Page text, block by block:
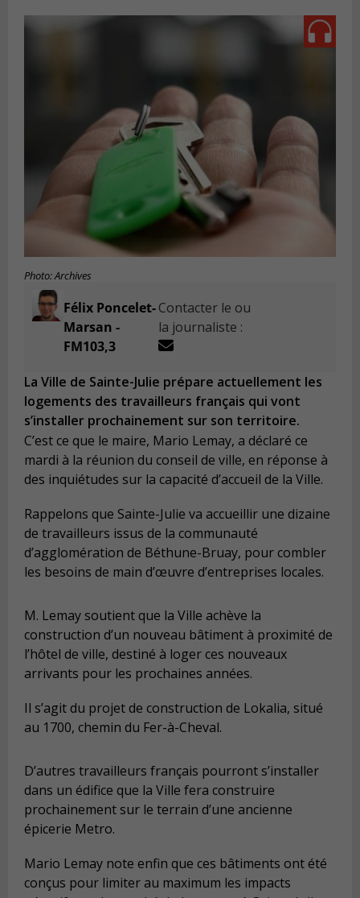
Photo: Archives
Félix Poncelet-
Marsan -
FM103,3
Contacter le ou
la journaliste :
La Ville de Sainte-Julie prépare actuellement les
logements des travailleurs français qui vont
s’installer prochainement sur son territoire.
C’est ce que le maire, Mario Lemay, a déclaré ce
mardi à la réunion du conseil de ville, en réponse à
des inquiétudes sur la capacité d’accueil de la Ville.
Rappelons que Sainte-Julie va accueillir une dizaine
de travailleurs issus de la communauté
d’agglomération de Béthune-Bruay, pour combler
les besoins de main d’œuvre d’entreprises locales.
M. Lemay soutient que la Ville achève la
construction d’un nouveau bâtiment à proximité de
l’hôtel de ville, destiné à loger ces nouveaux
arrivants pour les prochaines années.
Il s’agit du projet de construction de Lokalia, situé
au 1700, chemin du Fer-à-Cheval.
D’autres travailleurs français pourront s’installer
dans un édifice que la Ville fera construire
prochainement sur le terrain d’une ancienne
épicerie Metro.
Mario Lemay note enfin que ces bâtiments ont été
conçus pour limiter au maximum les impacts